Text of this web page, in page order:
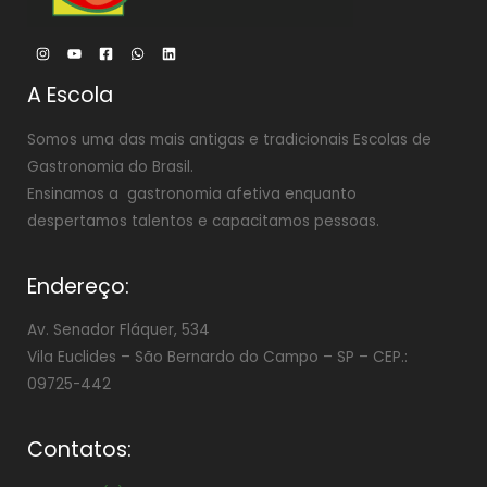
A Escola
Somos uma das mais antigas e tradicionais Escolas de
Gastronomia do Brasil.
Ensinamos a gastronomia afetiva enquanto
despertamos talentos e capacitamos pessoas.
Endereço:
Av. Senador Fláquer, 534
Vila Euclides – São Bernardo do Campo – SP – CEP.:
09725-442
Contatos: